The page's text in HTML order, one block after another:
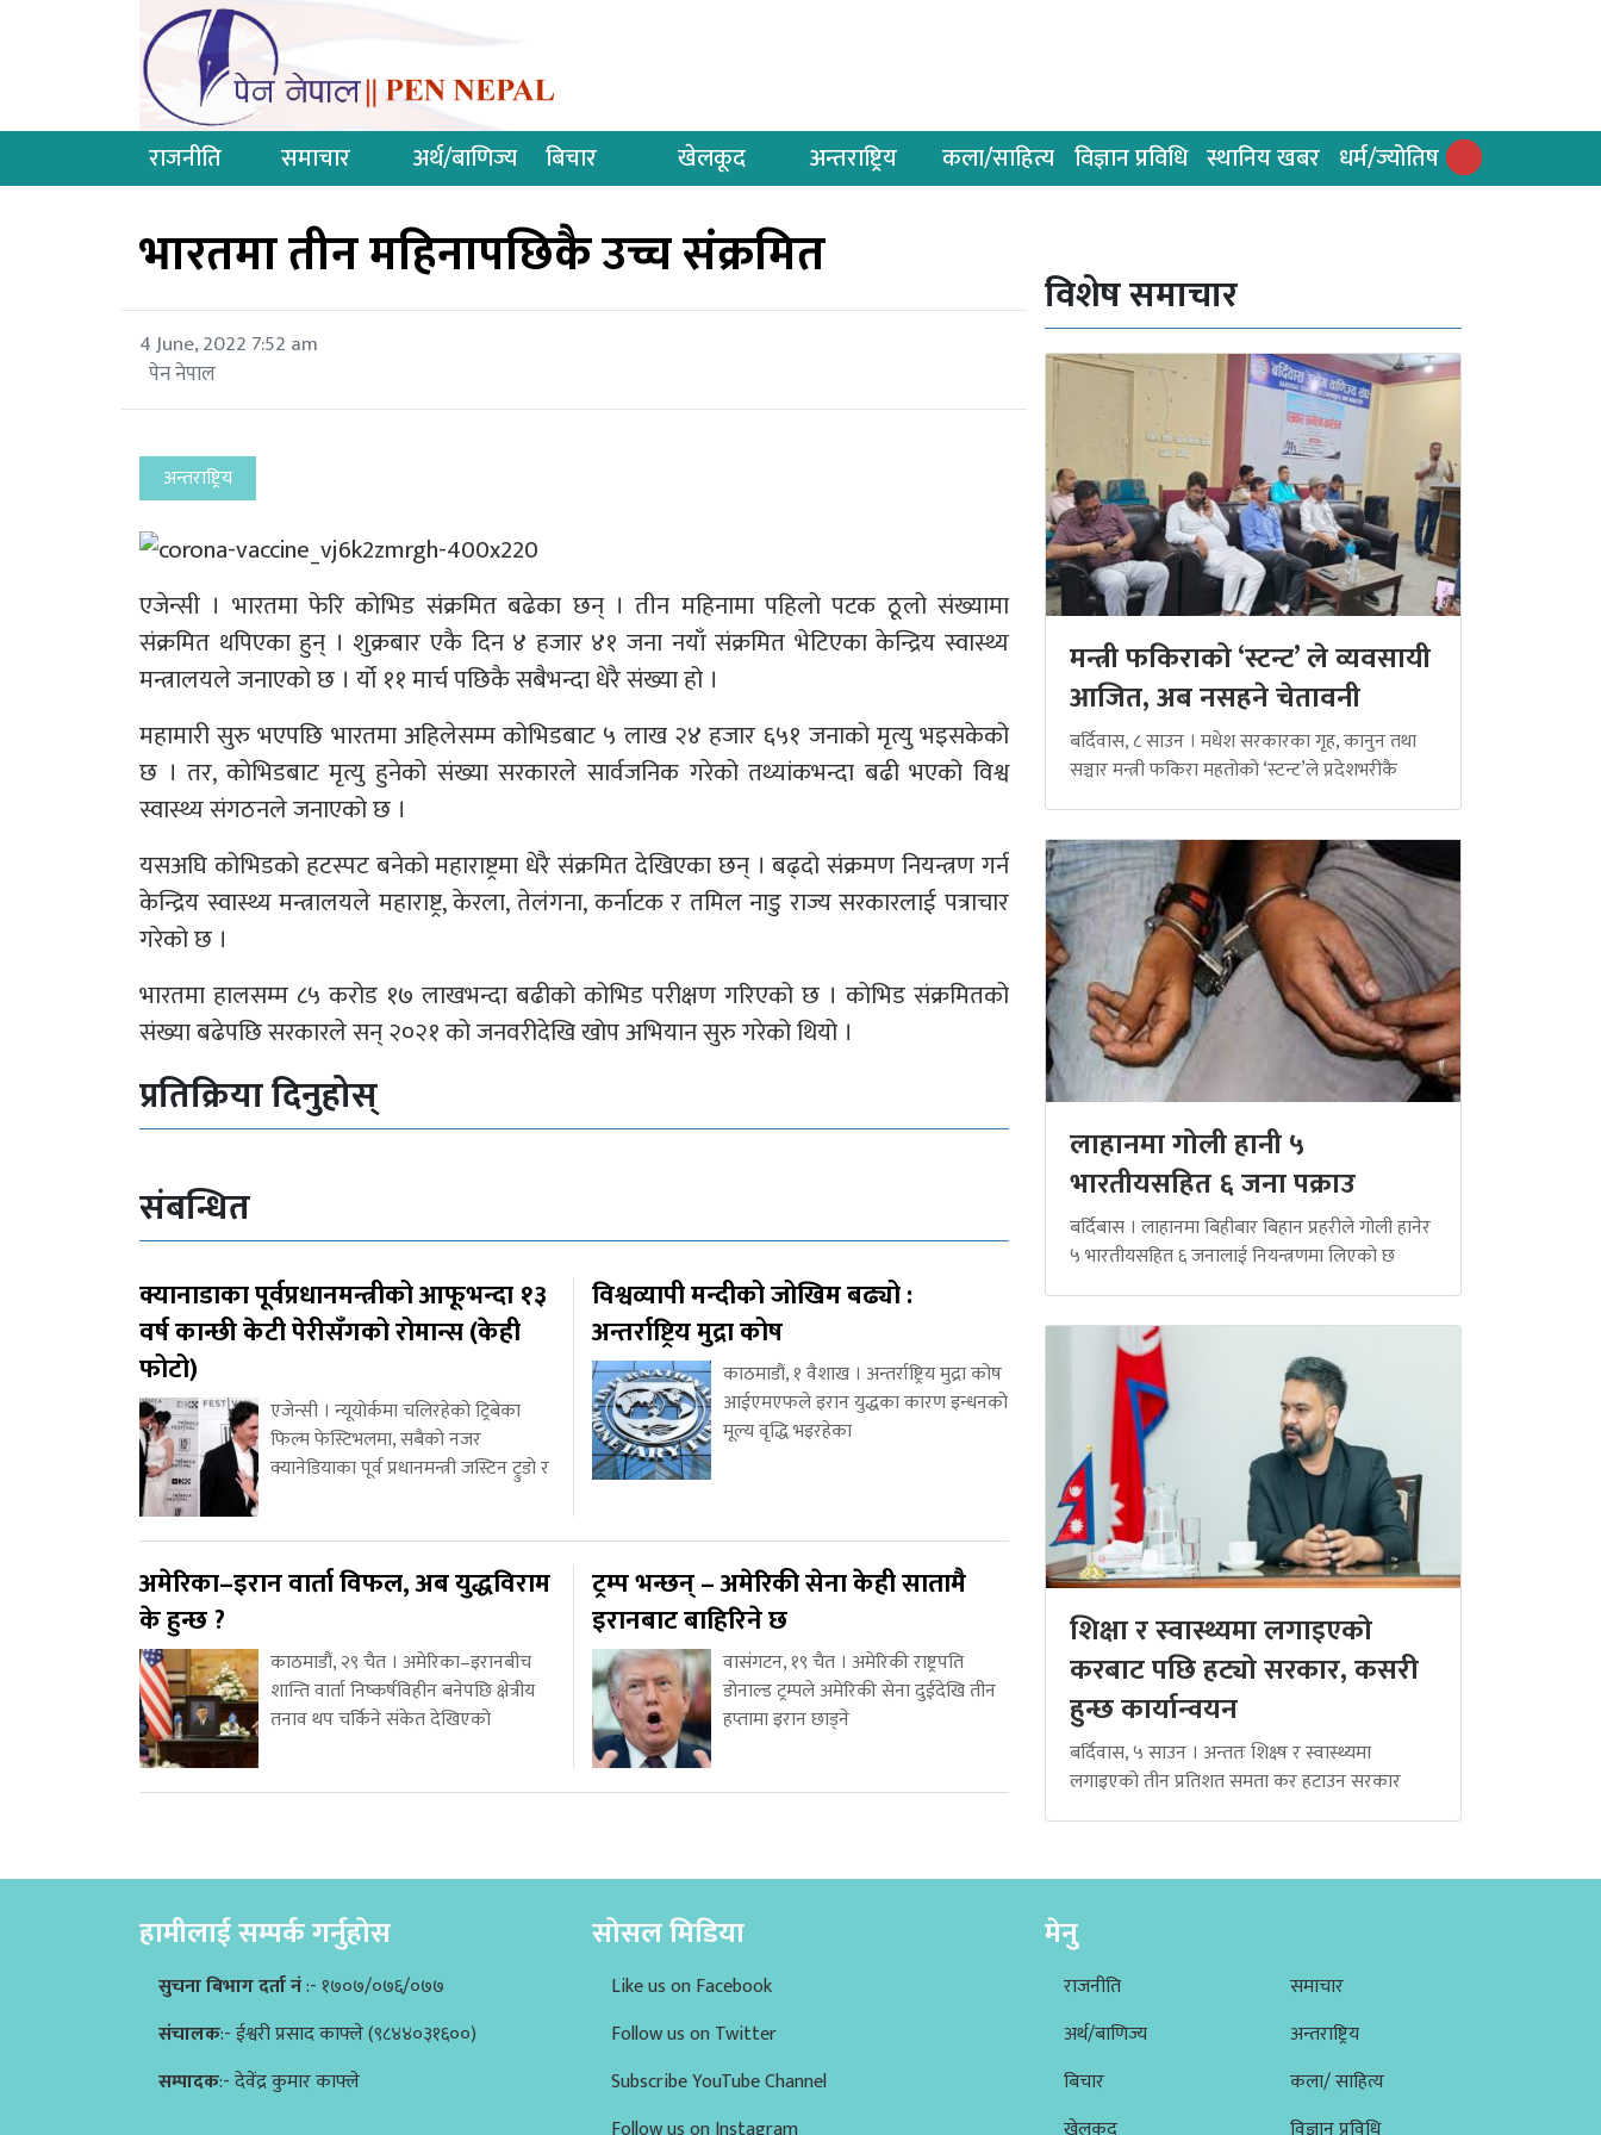
राजनीति समाचार अर्थ/बाणिज्य बिचार खेलकूद अन्तराष्ट्रिय कला/साहित्य विज्ञान प्रविधि स्थानिय खबर धर्म/ज्योतिष
भारतमा तीन महिनापछिकै उच्च संक्रमित
4 June, 2022 7:52 am
पेन नेपाल
अन्तराष्ट्रिय
एजेन्सी । भारतमा फेरि कोभिड संक्रमित बढेका छन् । तीन महिनामा पहिलो पटक ठूलो संख्यामा
संक्रमित थपिएका हुन् । शुक्रबार एकै दिन ४ हजार ४१ जना नयाँ संक्रमित भेटिएका केन्द्रिय स्वास्थ्य
मन्त्रालयले जनाएको छ । र्यो ११ मार्च पछिकै सबैभन्दा धेरै संख्या हो ।
महामारी सुरु भएपछि भारतमा अहिलेसम्म कोभिडबाट ५ लाख २४ हजार ६५१ जनाको मृत्यु भइसकेको
छ । तर, कोभिडबाट मृत्यु हुनेको संख्या सरकारले सार्वजनिक गरेको तथ्यांकभन्दा बढी भएको विश्व
स्वास्थ्य संगठनले जनाएको छ ।
यसअघि कोभिडको हटस्पट बनेको महाराष्ट्रमा धेरै संक्रमित देखिएका छन् । बढ्दो संक्रमण नियन्त्रण गर्न
केन्द्रिय स्वास्थ्य मन्त्रालयले महाराष्ट्र, केरला, तेलंगना, कर्नाटक र तमिल नाडु राज्य सरकारलाई पत्राचार
गरेको छ ।
भारतमा हालसम्म ८५ करोड १७ लाखभन्दा बढीको कोभिड परीक्षण गरिएको छ । कोभिड संक्रमितको
संख्या बढेपछि सरकारले सन् २०२१ को जनवरीदेखि खोप अभियान सुरु गरेको थियो ।
प्रतिक्रिया दिनुहोस्
संबन्धित
क्यानाडाका पूर्वप्रधानमन्त्रीको आफूभन्दा १३
वर्ष कान्छी केटी पेरीसँगको रोमान्स (केही
फोटो)
एजेन्सी । न्यूयोर्कमा चलिरहेको ट्रिबेका
फिल्म फेस्टिभलमा, सबैको नजर
क्यानेडियाका पूर्व प्रधानमन्त्री जस्टिन ट्रुडो र
विश्वव्यापी मन्दीको जोखिम बढ्यो :
अन्तर्राष्ट्रिय मुद्रा कोष
काठमाडौं, १ वैशाख । अन्तर्राष्ट्रिय मुद्रा कोष
आईएमएफले इरान युद्धका कारण इन्धनको
मूल्य वृद्धि भइरहेका
अमेरिका–इरान वार्ता विफल, अब युद्धविराम
के हुन्छ ?
काठमाडौं, २९ चैत । अमेरिका–इरानबीच
शान्ति वार्ता निष्कर्षविहीन बनेपछि क्षेत्रीय
तनाव थप चर्किने संकेत देखिएको
ट्रम्प भन्छन् – अमेरिकी सेना केही सातामै
इरानबाट बाहिरिने छ
वासंगटन, १९ चैत । अमेरिकी राष्ट्रपति
डोनाल्ड ट्रम्पले अमेरिकी सेना दुईदेखि तीन
हप्तामा इरान छाड्ने
विशेष समाचार
मन्त्री फकिराको ‘स्टन्ट’ ले व्यवसायी
आजित, अब नसहने चेतावनी
बर्दिवास, ८ साउन । मधेश सरकारका गृह, कानुन तथा
सञ्चार मन्त्री फकिरा महतोको ‘स्टन्ट’ले प्रदेशभरीकै
लाहानमा गोली हानी ५
भारतीयसहित ६ जना पक्राउ
बर्दिबास । लाहानमा बिहीबार बिहान प्रहरीले गोली हानेर
५ भारतीयसहित ६ जनालाई नियन्त्रणमा लिएको छ
शिक्षा र स्वास्थ्यमा लगाइएको
करबाट पछि हट्यो सरकार, कसरी
हुन्छ कार्यान्वयन
बर्दिवास, ५ साउन । अन्ततः शिक्ष्ष र स्वास्थ्यमा
लगाइएको तीन प्रतिशत समता कर हटाउन सरकार
हामीलाई सम्पर्क गर्नुहोस
सुचना बिभाग दर्ता नं:- १७०७/०७६/०७७
संचालक:- ईश्वरी प्रसाद काफ्ले (९८४४०३१६००)
सम्पादक:- देवेंद्र कुमार काफ्ले
सोसल मिडिया
Like us on Facebook
Follow us on Twitter
Subscribe YouTube Channel
मेनु
राजनीति
अर्थ/बाणिज्य
बिचार
समाचार
अन्तराष्ट्रिय
कला/ साहित्य